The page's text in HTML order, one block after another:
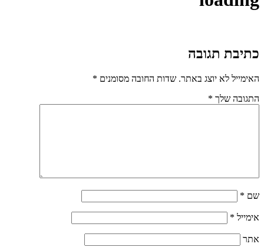
כתיבת תגובה
האימייל לא יוצג באתר. שדות החובה מסומנים *
התגובה שלך *
שם *
אימייל *
אתר